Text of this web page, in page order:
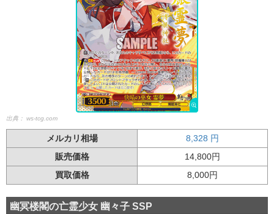
出典： ws-tcg.com
メルカリ相場 8,328 円
販売価格
14,800円
買取価格
8,000円
幽冥楼閣の亡霊少女 幽々子 SSP